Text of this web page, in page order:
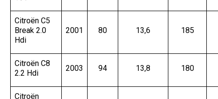
Citroën C5
Break 2.0
Hdi
2001 80 13,6 185
Citroën C8
2.2 Hdi
2003 94 13,8 180
Citroën